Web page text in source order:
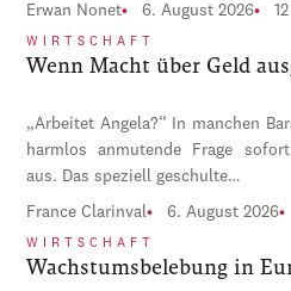
Erwan Nonet 6. August 2026
WIRTSCHAFT
Wenn Macht über Geld
„Arbeitet Angela?“ In manchen
harmlos anmutende Frage
aus. Das speziell geschulte…
France Clarinval 6. August 2026
WIRTSCHAFT
Wachstumsbelebung in